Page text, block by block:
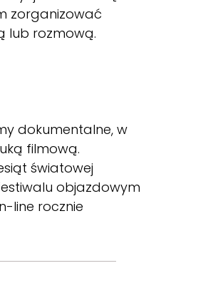
zorganizować
lub rozmową.
dokumentalne, w
filmową.
światowej
objazdowym
line rocznie